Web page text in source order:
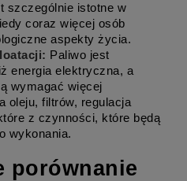
szczególnie istotne w
coraz więcej osób
aspekty życia.
Paliwo jest
energia elektryczna, a
wymagać więcej
oleju, filtrów, regulacja
z czynności, które będą
wykonania.
porównanie